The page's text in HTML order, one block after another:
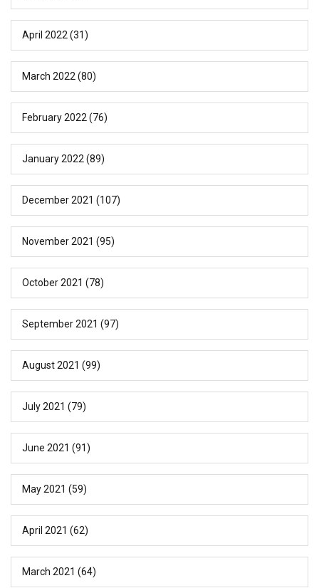
April 2022 (31)
March 2022 (80)
February 2022 (76)
January 2022 (89)
December 2021 (107)
November 2021 (95)
October 2021 (78)
September 2021 (97)
August 2021 (99)
July 2021 (79)
June 2021 (91)
May 2021 (59)
April 2021 (62)
March 2021 (64)